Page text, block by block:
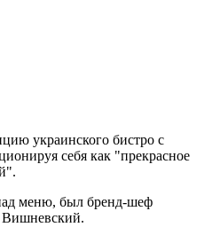
украинского бистро с
себя как "прекрасное
меню, был бренд-шеф
Вишневский.